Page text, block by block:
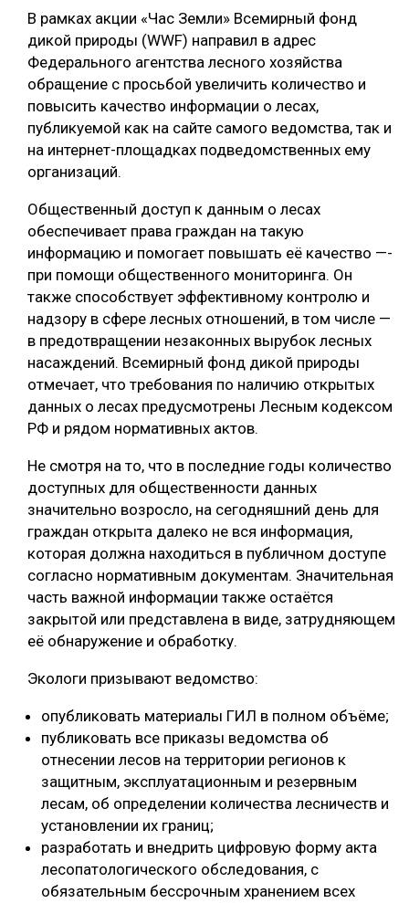
БИОЭНЕРГЕТИКА
ЛЕСОВОССТАНОВЛЕНИЕ И ЗАЩИТА
ЛОГИСТИКА
ПРОИЗВОДСТВО ДРЕВЕСНЫХ ПЛИТ
ЦБП
КОМПЛЕКСНАЯ ПЕРЕРАБОТКА
ЛЕСОПИЛЕНИЕ
ДЕРЕВЯННОЕ ДОМОСТРОЕНИЕ
БЕЗОПАСНОЕ ПРОИЗВОДСТВО
СУШКА ДРЕВЕСИНЫ
ТЕМАТИЧЕСКИЕ ПРОЕКТЫ
ПОДБОРКИ СТАТЕЙ
В рамках акции «Час Земли» Всемирный фонд
дикой природы (WWF) направил в адрес
Федерального агентства лесного хозяйства
обращение с просьбой увеличить количество и
повысить качество информации о лесах,
публикуемой как на сайте самого ведомства, так и
на интернет-площадках подведомственных ему
организаций.
Общественный доступ к данным о лесах
обеспечивает права граждан на такую
информацию и помогает повышать её качество —-
при помощи общественного мониторинга. Он
также способствует эффективному контролю и
надзору в сфере лесных отношений, в том числе —
в предотвращении незаконных вырубок лесных
насаждений. Всемирный фонд дикой природы
отмечает, что требования по наличию открытых
данных о лесах предусмотрены Лесным кодексом
РФ и рядом нормативных актов.
Не смотря на то, что в последние годы количество
доступных для общественности данных
значительно возросло, на сегодняшний день для
граждан открыта далеко не вся информация,
которая должна находиться в публичном доступе
согласно нормативным документам. Значительная
часть важной информации также остаётся
закрытой или представлена в виде, затрудняющем
её обнаружение и обработку.
Экологи призывают ведомство:
опубликовать материалы ГИЛ в полном объёме;
публиковать все приказы ведомства об
отнесении лесов на территории регионов к
защитным, эксплуатационным и резервным
лесам, об определении количества лесничеств и
установлении их границ;
разработать и внедрить цифровую форму акта
лесопатологического обследования, с
обязательным бессрочным хранением всех